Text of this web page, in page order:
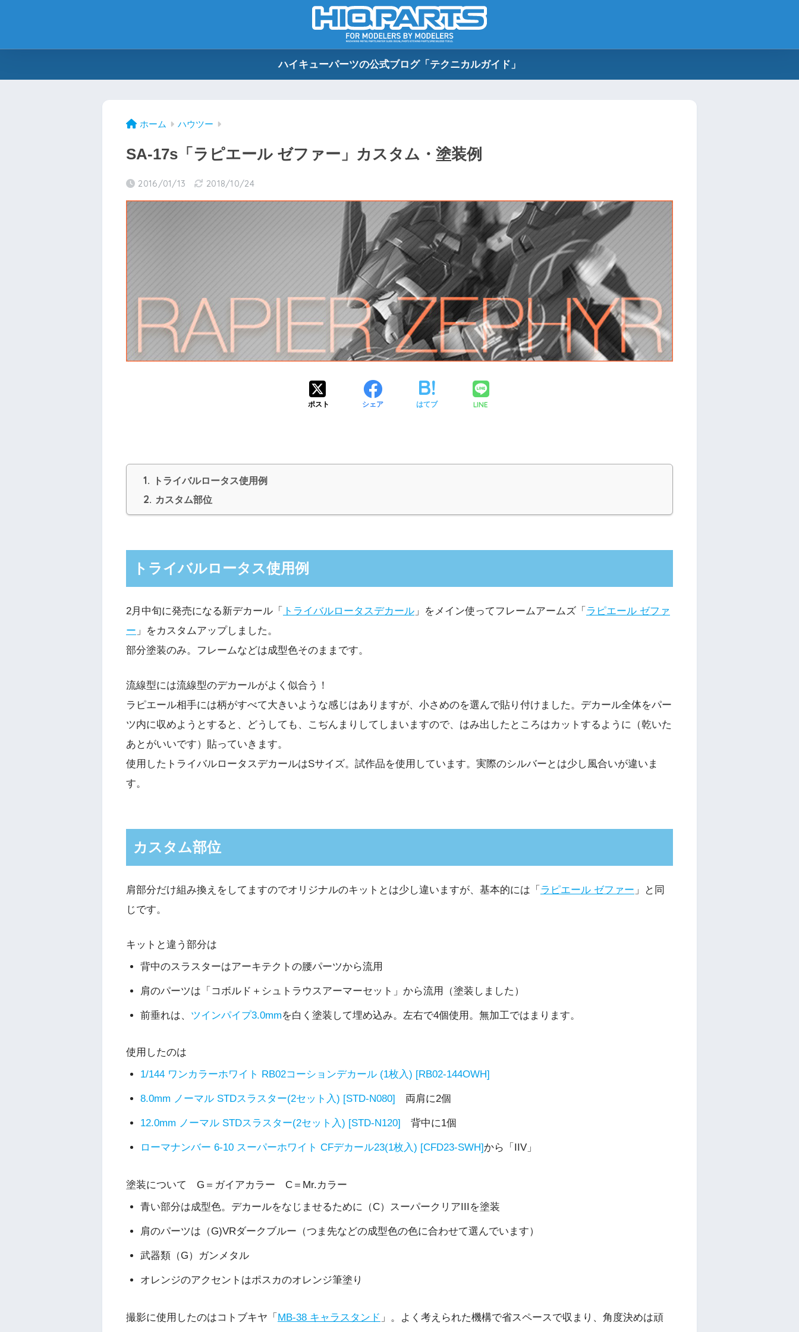
ハイキューパーツの公式ブログ「テクニカルガイド」
ホーム ハウツー
SA-17s「ラピエール ゼファー」カスタム・塗装例
2016/01/13 2018/10/24
ポスト シェア はてブ LINE
1. トライバルロータス使用例
2. カスタム部位
トライバルロータス使用例
2月中旬に発売になる新デカール「 トライバルロータスデカール 」をメイン使ってフレームアームズ「 ラピエール ゼファ
ー 」をカスタムアップしました。
部分塗装のみ。フレームなどは成型色そのままです。
流線型には流線型のデカールがよく似合う！
ラピエール相手には柄がすべて大きいような感じはありますが、小さめのを選んで貼り付けました。デカール全体をパー
ツ内に収めようとすると、どうしても、こぢんまりしてしまいますので、はみ出したところはカットするように（乾いた
あとがいいです）貼っていきます。
使用したトライバルロータスデカールはSサイズ。試作品を使用しています。実際のシルバーとは少し風合いが違いま
す。
カスタム部位
肩部分だけ組み換えをしてますのでオリジナルのキットとは少し違いますが、基本的には「 ラピエール ゼファー 」と同
じです。
キットと違う部分は
背中のスラスターはアーキテクトの腰パーツから流用
肩のパーツは「コボルド＋シュトラウスアーマーセット」から流用（塗装しました）
前垂れは、 ツインパイプ3.0mmを白く塗装して埋め込み。左右で4個使用。無加工ではまります。
使用したのは
1/144 ワンカラーホワイト RB02コーションデカール (1枚入) [RB02-144OWH]
8.0mm ノーマル STDスラスター(2セット入) [STD-N080] 両肩に2個
12.0mm ノーマル STDスラスター(2セット入) [STD-N120] 背中に1個
ローマナンバー 6-10 スーパーホワイト CFデカール23(1枚入) [CFD23-SWH] から「IIV」
塗装について G＝ガイアカラー C＝Mr.カラー
青い部分は成型色。デカールをなじませるために（C）スーパークリアIIIを塗装
肩のパーツは（G)VRダークブルー（つま先などの成型色の色に合わせて選んでいます）
武器類（G）ガンメタル
オレンジのアクセントはポスカのオレンジ筆塗り
撮影に使用したのはコトブキヤ「 MB-38 キャラスタンド 」。よく考えられた機構で省スペースで収まり、角度決めは頑